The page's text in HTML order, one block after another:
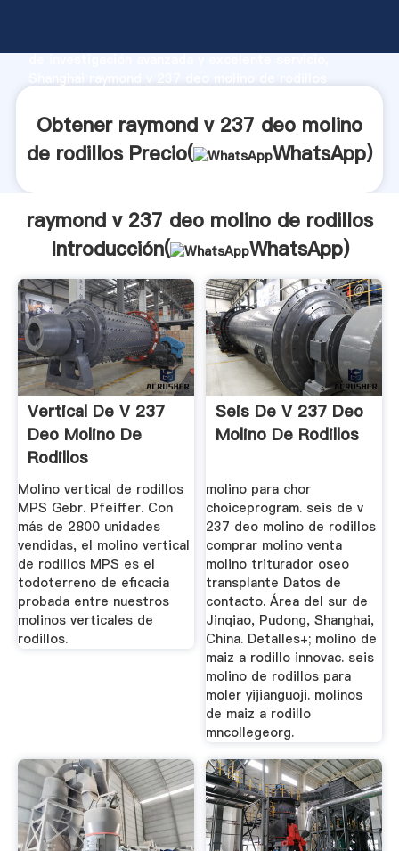
de investigación avanzada y excelente servicio,
clientes.
Obtener raymond v 237 deo molino
de rodillos Precio(
WhatsApp)
raymond v 237 deo molino de rodillos
Introducción(
WhatsApp)
Vertical De V 237
Deo Molino De
Rodillos
Molino vertical de rodillos
MPS Gebr. Pfeiffer. Con
más de 2800 unidades
vendidas, el molino vertical
de rodillos MPS es el
todoterreno de eficacia
probada entre nuestros
molinos verticales de
rodillos.
Seis De V 237 Deo
Molino De Rodillos
molino para chor
choiceprogram. seis de v
237 deo molino de rodillos
comprar molino venta
molino triturador oseo
transplante Datos de
contacto. Área del sur de
Jinqiao, Pudong, Shanghai,
China. Detalles+; molino de
maiz a rodillo innovac. seis
molino de rodillos para
moler yijianguoji. molinos
de maiz a rodillo
mncollegeorg.